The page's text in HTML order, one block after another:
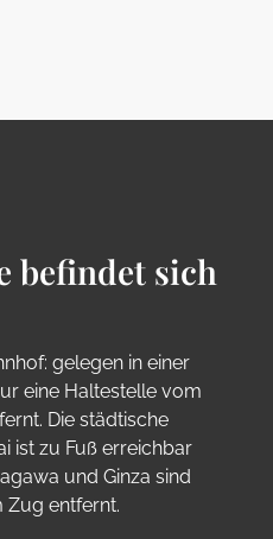
befindet sich
gelegen in einer
eine Haltestelle vom
Die städtische
ist zu Fuß erreichbar
und Ginza sind
Zug entfernt.